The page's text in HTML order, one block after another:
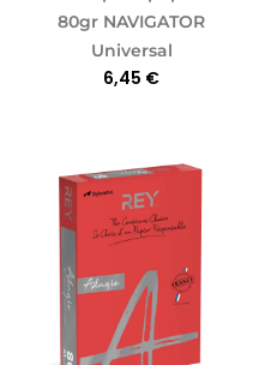
80gr NAVIGATOR
Universal
6,45 €